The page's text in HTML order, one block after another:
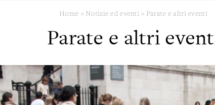
Home > Notizie ed eventi > Parate e altri eventi
Parate e altri